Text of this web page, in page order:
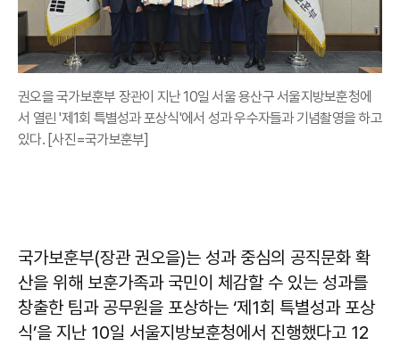
권오을 국가보훈부 장관이 지난 10일 서울 용산구 서울지방보훈청에
서 열린 '제1회 특별성과 포상식'에서 성과 우수자들과 기념촬영을 하고
있다. [사진=국가보훈부]
국가보훈부(장관 권오을)는 성과 중심의 공직문화 확
산을 위해 보훈가족과 국민이 체감할 수 있는 성과를
창출한 팀과 공무원을 포상하는 ‘제1회 특별성과 포상
식’을 지난 10일 서울지방보훈청에서 진행했다고 12